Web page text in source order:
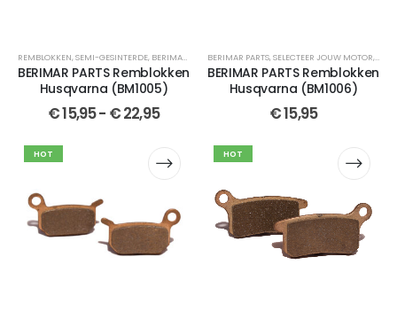
REMBLOKKEN,SEMI-GESINTERDE, BERIMAR PARTS ,VOOR, VOOR,GESINTERDE,CROSSMOTOR
BERIMAR PARTS Remblokken
Husqvarna (BM1005)
€15,95- €22,95
BERIMAR PARTS,SELECTEER JOUW MOTOR,
BERIMAR PARTS Remblokken
Husqvarna (BM1006)
€15,95
HOT HOT